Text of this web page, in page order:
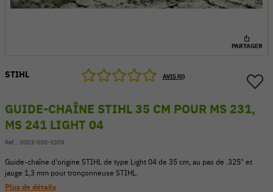
PARTAGER
STIHL AVIS (0)
GUIDE-CHAÎNE STIHL 35 CM POUR MS 231,
MS 241 LIGHT 04
Réf. : 3003-000-3309
Guide-chaîne d'origine STIHL de type Light 04 de 35 cm, au pas de .325" et
jauge 1,3 mm pour tronçonneuse STIHL.
Plus de détails